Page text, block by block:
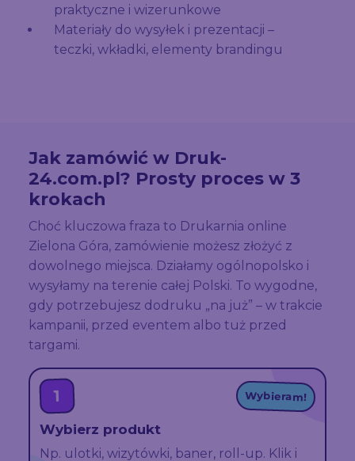
praktyczne i wizerunkowe
Materiały do wysyłek i prezentacji –
teczki, wkładki, elementy brandingu
Jak zamówić w Druk-
24.com.pl? Prosty proces w 3
krokach
Choć kluczowa fraza to Drukarnia online
Zielona Góra, zamówienie możesz złożyć z
dowolnego miejsca. Działamy ogólnopolsko i
wysyłamy na terenie całej Polski. To wygodne,
gdy potrzebujesz dodruku „na już” – w trakcie
kampanii, przed eventem albo tuż przed
targami.
1 Wybieram!
Wybierz produkt
Np. ulotki, wizytówki, baner, roll-up. Klik i